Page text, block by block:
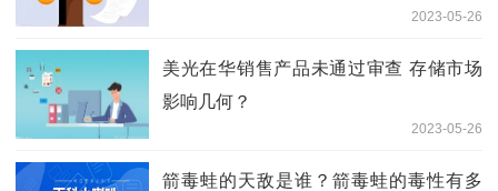
2023-05-26
美光在华销售产品未通过审查 存储市场
影响几何？
2023-05-26
箭毒蛙的天敌是谁？箭毒蛙的毒性有多